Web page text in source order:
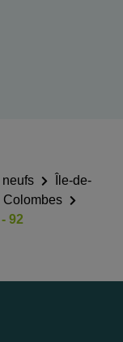
Île-de-
Colombes
92